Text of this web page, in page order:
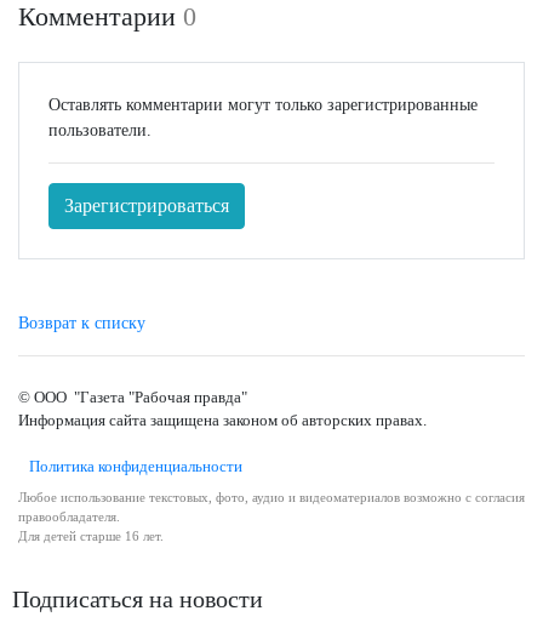
Комментарии 0
Оставлять комментарии могут только зарегистрированные
пользователи.
Зарегистрироваться
Возврат к списку
© ООО "Газета "Рабочая правда"
Информация сайта защищена законом об авторских правах.
Политика конфиденциальности
Любое использование текстовых, фото, аудио и видеоматериалов возможно с согласия
правообладателя.
Для детей старше 16 лет.
Подписаться на новости